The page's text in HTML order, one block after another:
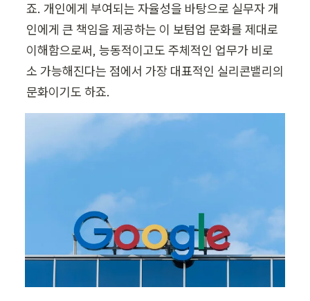
죠. 개인에게 부여되는 자율성을 바탕으로 실무자 개
인에게 큰 책임을 제공하는 이 보텀업 문화를 제대로
이해함으로써, 능동적이고도 주체적인 업무가 비로
소 가능해진다는 점에서 가장 대표적인 실리콘밸리의
문화이기도 하죠.